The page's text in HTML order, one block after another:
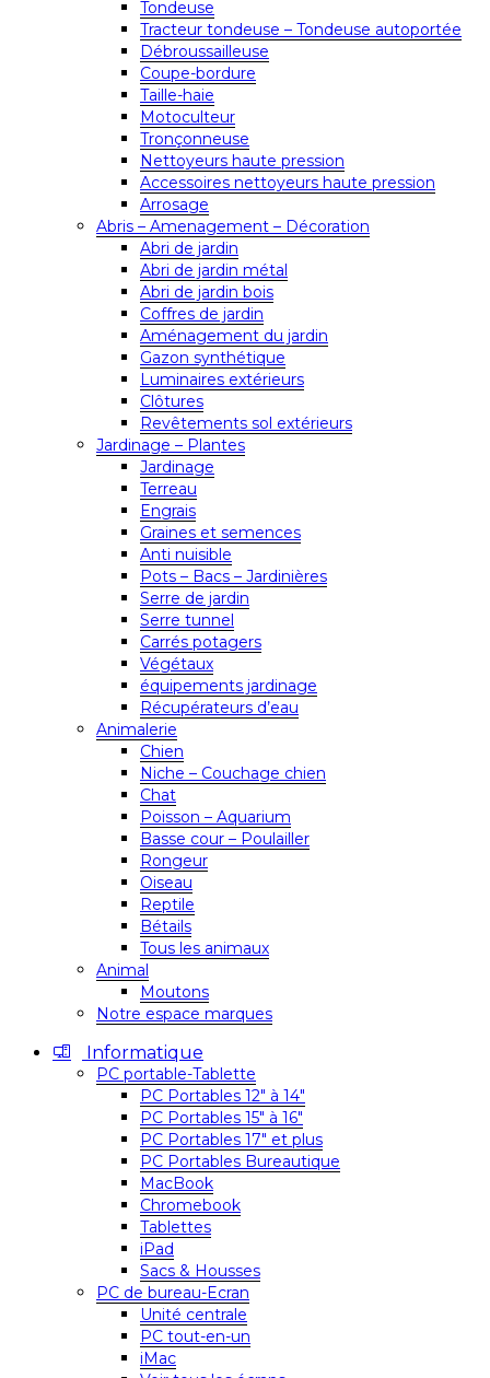
Tondeuse
Tracteur tondeuse – Tondeuse autoportée
Débroussailleuse
Coupe-bordure
Taille-haie
Motoculteur
Tronçonneuse
Nettoyeurs haute pression
Accessoires nettoyeurs haute pression
Arrosage
Abris – Amenagement – Décoration
Abri de jardin
Abri de jardin métal
Abri de jardin bois
Coffres de jardin
Aménagement du jardin
Gazon synthétique
Luminaires extérieurs
Clôtures
Revêtements sol extérieurs
Jardinage – Plantes
Jardinage
Terreau
Engrais
Graines et semences
Anti nuisible
Pots – Bacs – Jardinières
Serre de jardin
Serre tunnel
Carrés potagers
Végétaux
équipements jardinage
Récupérateurs d’eau
Animalerie
Chien
Niche – Couchage chien
Chat
Poisson – Aquarium
Basse cour – Poulailler
Rongeur
Oiseau
Reptile
Bétails
Tous les animaux
Animal
Moutons
Notre espace marques
Informatique
PC portable-Tablette
PC Portables 12″ à 14″
PC Portables 15″ à 16″
PC Portables 17″ et plus
PC Portables Bureautique
MacBook
Chromebook
Tablettes
iPad
Sacs & Housses
PC de bureau-Ecran
Unité centrale
PC tout-en-un
iMac